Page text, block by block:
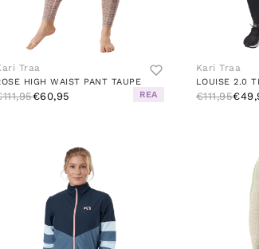
Traa
HIGH WAIST PANT TAUPE
€60,95 REA
Kari Traa
LOUISE 2.0
€111,95